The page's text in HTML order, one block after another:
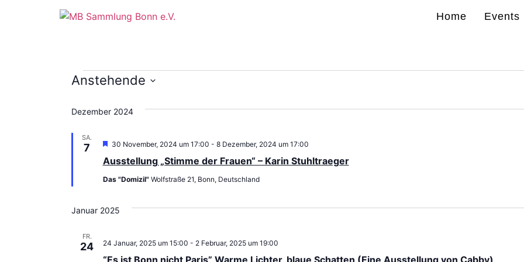
Home Events
Anstehende
Dezember 2024
SA.
7
Ausstellung „Stimme der Frauen“ – Karin Stuhltraeger
Hervorgehoben
30 November, 2024 um 17:00 - 8 Dezember, 2024 um 17:00
Das "Domizil" Wolfstraße 21, Bonn, Deutschland
Januar 2025
FR.
24
“Es ist Bonn nicht Paris” Warme Lichter, blaue Schatten (Eine Ausstellung von Cabby)
24 Januar, 2025 um 15:00 - 2 Februar, 2025 um 19:00